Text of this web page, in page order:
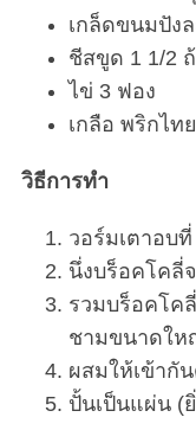
เกล็ดขนมปัง
ชีสขูด 1 1/2
ไข่ 3 ฟอง
เกลือ พริกไท
วิธีการทำ
วอร์มเตาอบ
นึ่งบร็อคโคลี่
รวมบร็อคโค
ชามขนาดให
ผสมให้เข้ากั
ปั้นเป็นแผ่น (